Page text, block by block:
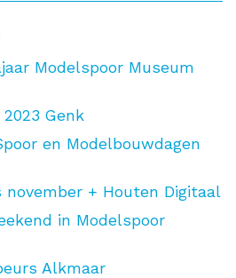
Modelspoor Museum
Genk
en Modelbouwdagen
november + Houten Digitaal
in Modelspoor
Alkmaar